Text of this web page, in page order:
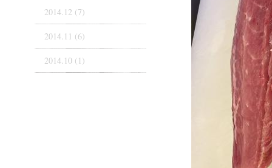
2014.12 (7)
2014.11 (6)
2014.10 (1)